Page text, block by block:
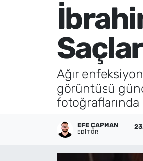
Ağır
görüntüsü
fotoğraflarında
EFE ÇAPMAN
EDITÖR
İletişim